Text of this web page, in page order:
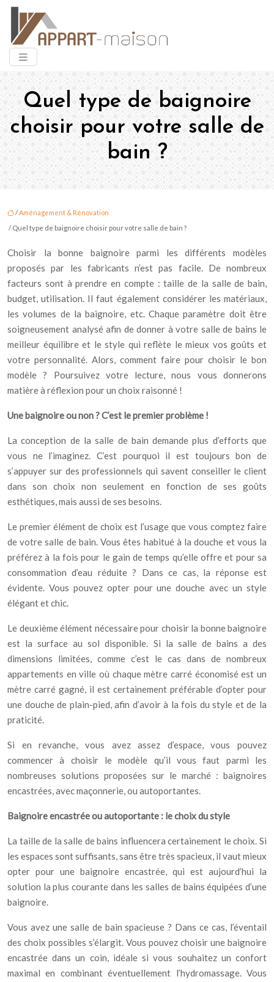
Quel type de baignoire
choisir pour votre salle de
bain ?
/Aménagement & Rénovation
/ Quel type de baignoire choisir pour votre salle de bain ?
Choisir la bonne baignoire parmi les différents modèles
proposés par les fabricants n’est pas facile. De nombreux
facteurs sont à prendre en compte : taille de la salle de bain,
budget, utilisation. Il faut également considérer les matériaux,
les volumes de la baignoire, etc. Chaque paramètre doit être
soigneusement analysé afin de donner à votre salle de bains le
meilleur équilibre et le style qui reflète le mieux vos goûts et
votre personnalité. Alors, comment faire pour choisir le bon
modèle ? Poursuivez votre lecture, nous vous donnerons
matière à réflexion pour un choix raisonné !
Une baignoire ou non ? C’est le premier problème !
La conception de la salle de bain demande plus d’efforts que
vous ne l’imaginez. C’est pourquoi il est toujours bon de
s’appuyer sur des professionnels qui savent conseiller le client
dans son choix non seulement en fonction de ses goûts
esthétiques, mais aussi de ses besoins.
Le premier élément de choix est l’usage que vous comptez faire
de votre salle de bain. Vous êtes habitué à la douche et vous la
préférez à la fois pour le gain de temps qu’elle offre et pour sa
consommation d’eau réduite ? Dans ce cas, la réponse est
évidente. Vous pouvez opter pour une douche avec un style
élégant et chic.
Le deuxième élément nécessaire pour choisir la bonne baignoire
est la surface au sol disponible. Si la salle de bains a des
dimensions limitées, comme c’est le cas dans de nombreux
appartements en ville où chaque mètre carré économisé est un
mètre carré gagné, il est certainement préférable d’opter pour
une douche de plain-pied, afin d’avoir à la fois du style et de la
praticité.
Si en revanche, vous avez assez d’espace, vous pouvez
commencer à choisir le modèle qu’il vous faut parmi les
nombreuses solutions proposées sur le marché : baignoires
encastrées, avec maçonnerie, ou autoportantes.
Baignoire encastrée ou autoportante : le choix du style
La taille de la salle de bains influencera certainement le choix. Si
les espaces sont suffisants, sans être très spacieux, il vaut mieux
opter pour une baignoire encastrée, qui est aujourd’hui la
solution la plus courante dans les salles de bains équipées d’une
baignoire.
Vous avez une salle de bain spacieuse ? Dans ce cas, l’éventail
des choix possibles s’élargit. Vous pouvez choisir une baignoire
encastrée dans un coin, idéale si vous souhaitez un confort
maximal en combinant éventuellement l’hydromassage. Vous